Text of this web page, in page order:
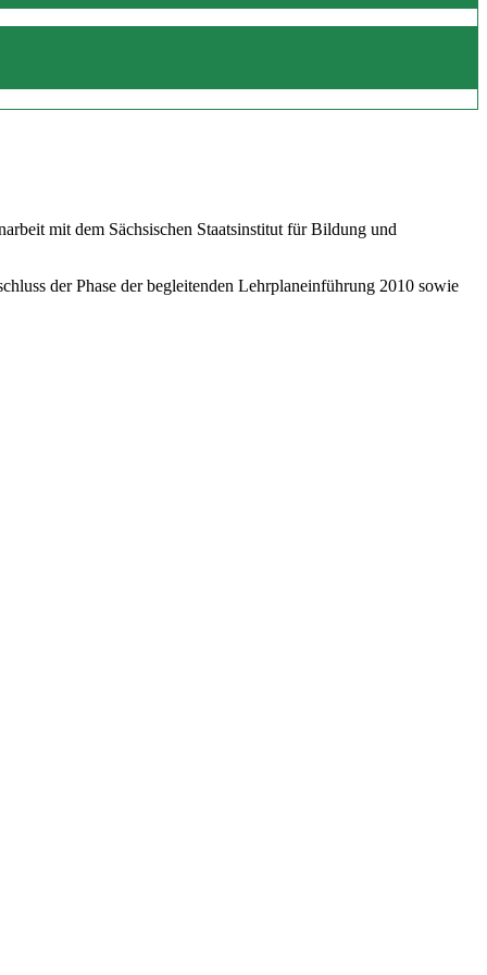
mit dem Sächsischen Staatsinstitut für Bildung und
der Phase der begleitenden Lehrplaneinführung 2010 sowie